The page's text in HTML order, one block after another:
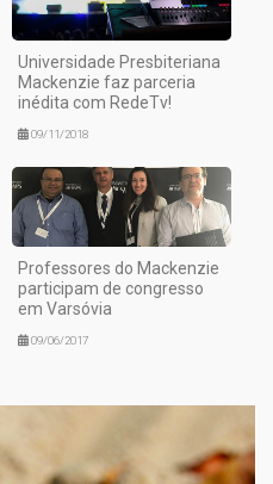
Universidade Presbiteriana
Mackenzie faz parceria
inédita com RedeTv!
09/11/2018
Professores do Mackenzie
participam de congresso
em Varsóvia
09/06/2017